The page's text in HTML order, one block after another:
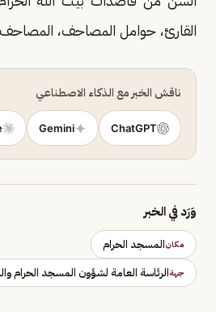
القارئ، حوامل المصاحف، المصاحف
ناقش الخبر مع الذكاء الاصطناعي
ChatGPT
Gemini
وَرَد في الخبر
مكانالمسجد الحرام
جهةالرئاسة العامة لشؤون المسجد الحرام